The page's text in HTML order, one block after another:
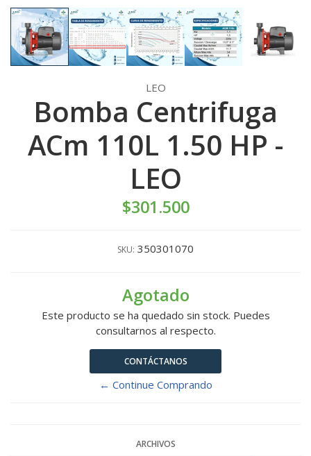
LEO
Bomba Centrifuga
ACm 110L 1.50 HP -
LEO
$301.500
SKU: 350301070
Agotado
Este producto se ha quedado sin stock. Puedes
consultarnos al respecto.
CONTÁCTANOS
← Continue Comprando
ARCHIVOS